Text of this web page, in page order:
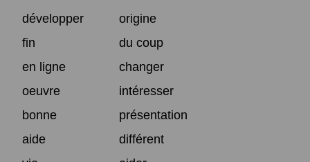
développer
origine
fin
du coup
en ligne
changer
oeuvre
intéresser
bonne
présentation
aide
différent